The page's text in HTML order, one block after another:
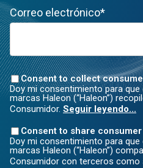
Correo electrónico*
Consent to collect
Doy mi consentimiento para
marcas Haleon (“Haleon”)
Consumidor. Seguir leyendo...
Consent to share
Doy mi consentimiento para
marcas Haleon (“Haleon”)
Consumidor con terceros como